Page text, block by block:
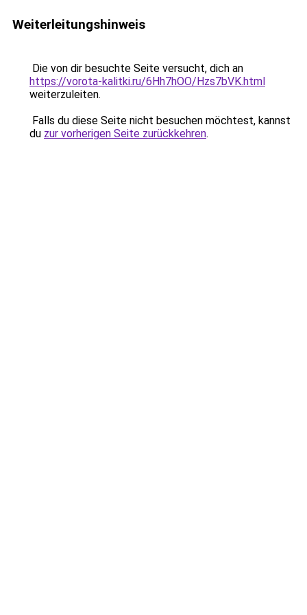
Weiterleitungshinweis
Die von dir besuchte Seite versucht, dich an
https://vorota-kalitki.ru/6Hh7hOO/Hzs7bVK.html
weiterzuleiten.
Falls du diese Seite nicht besuchen möchtest, kannst
du zur vorherigen Seite zurückkehren.